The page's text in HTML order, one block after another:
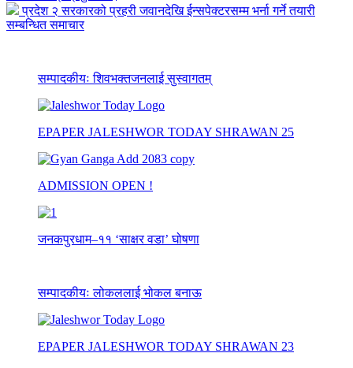
प्रदेश २ सरकारको प्रहरी जवानदेखि ईन्सपेक्टरसम्म भर्ना गर्ने तयारी
सम्बन्धित समाचार
सम्पादकीयः शिवभक्तजनलाई सुस्वागतम्
EPAPER JALESHWOR TODAY SHRAWAN 25
ADMISSION OPEN !
जनकपुरधाम–११ ‘साक्षर वडा’ घोषणा
सम्पादकीयः लोकललाई भोकल बनाऊ
EPAPER JALESHWOR TODAY SHRAWAN 23